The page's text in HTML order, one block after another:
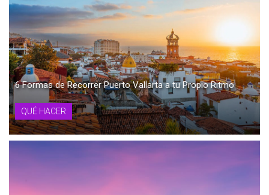
6 Formas de Recorrer Puerto Vallarta a tu Propio Ritmo
QUÉ HACER